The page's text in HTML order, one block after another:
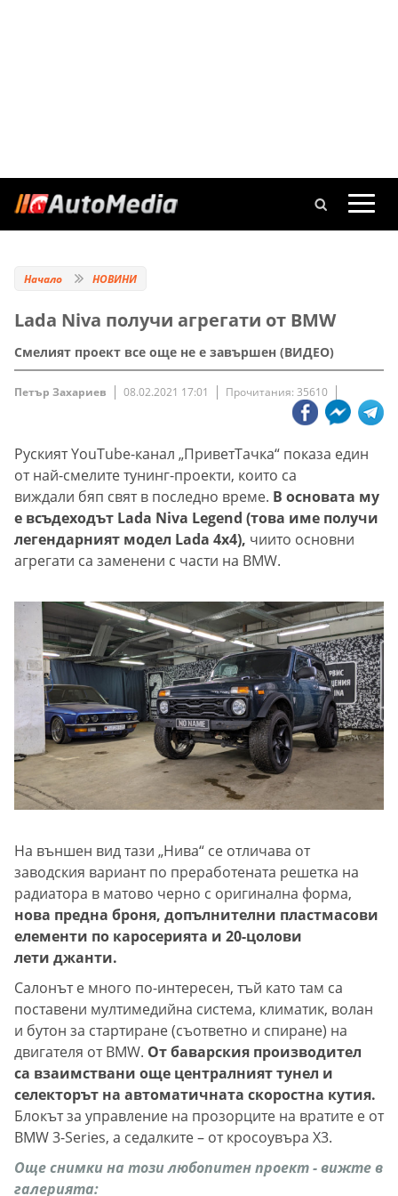
Начало НОВИНИ
Lada Niva получи агрегати от BMW
Смелият проект все още не е завършен (ВИДЕО)
Петър Захариев 08.02.2021 17:01 Прочитания: 35610
Руският YouTube-канал „ПриветТачка“ показа един
от най-смелите тунинг-проекти, които са
виждали бяп свят в последно време. В основата му
е всъдеходът Lada Niva Legend (това име получи
легендарният модел Lada 4x4), чиито основни
агрегати са заменени с части на BMW.
На външен вид тази „Нива“ се отличава от
заводския вариант по преработената решетка на
радиатора в матово черно с оригинална форма,
нова предна броня, допълнителни пластмасови
елементи по каросерията и 20-цолови
лети джанти.
Салонът е много по-интересен, тъй като там са
поставени мултимедийна система, климатик, волан
и бутон за стартиране (съответно и спиране) на
двигателя от BMW. От баварския производител
са взаимствани още централният тунел и
селекторът на автоматичната скоростна кутия.
Блокът за управление на прозорците на вратите е от
BMW 3-Series, а седалките – от кросоувъра X3.
Още снимки на този любопитен проект - вижте в
галерията: